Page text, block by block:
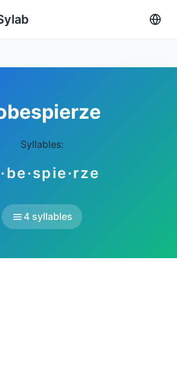
Syllables:
4 syllables